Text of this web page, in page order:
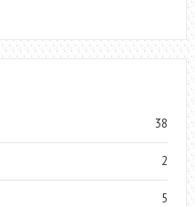
38
2
5